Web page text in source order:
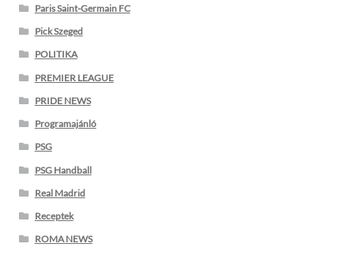
Paris Saint-Germain FC
Pick Szeged
POLITIKA
PREMIER LEAGUE
PRIDE NEWS
Programajánló
PSG
PSG Handball
Real Madrid
Receptek
ROMA NEWS